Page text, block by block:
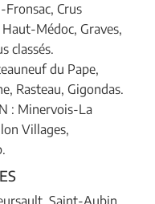
Crus
Médoc, Graves,
classés.
du Pape,
Rasteau, Gigondas.
: Minervois-La
Villages,
Saint-Aubin,